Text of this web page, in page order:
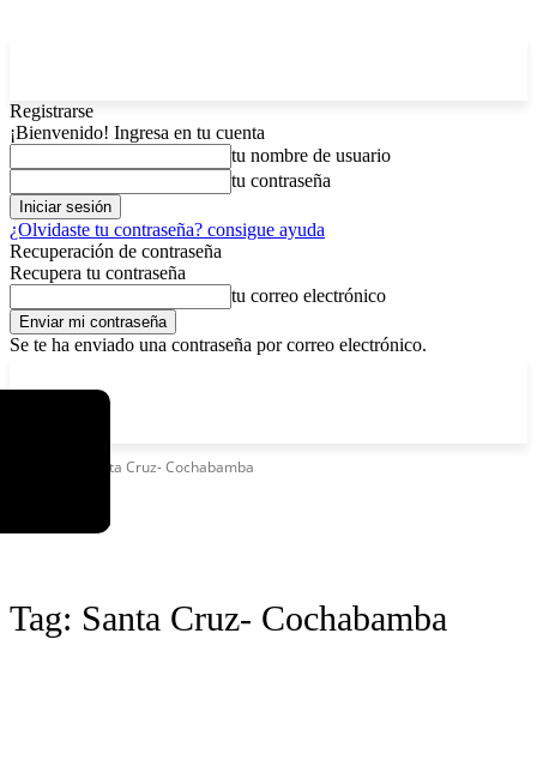
Registrarse
¡Bienvenido! Ingresa en tu cuenta
tu nombre de usuario
tu contraseña
¿Olvidaste tu contraseña? consigue ayuda
Recuperación de contraseña
Recupera tu contraseña
tu correo electrónico
Se te ha enviado una contraseña por correo electrónico.
Santa Cruz- Cochabamba
Tag: Santa Cruz- Cochabamba